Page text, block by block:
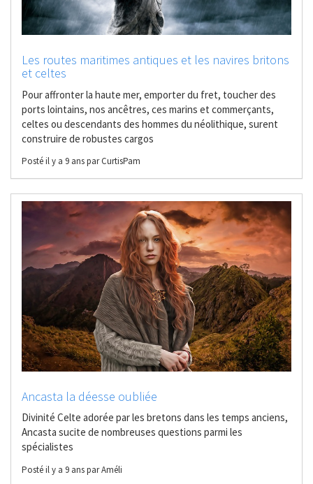
Les routes maritimes antiques et les navires britons
et celtes
Pour affronter la haute mer, emporter du fret, toucher des
ports lointains, nos ancêtres, ces marins et commerçants,
celtes ou descendants des hommes du néolithique, surent
construire de robustes cargos
Posté il y a 9 ans par CurtisPam
Ancasta la déesse oubliée
Divinité Celte adorée par les bretons dans les temps anciens,
Ancasta sucite de nombreuses questions parmi les
spécialistes
Posté il y a 9 ans par Améli